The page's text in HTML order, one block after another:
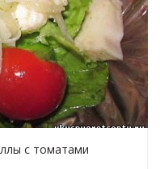
с томатами